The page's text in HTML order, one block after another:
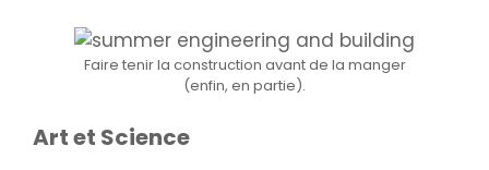
Faire tenir la construction avant de la manger
(enfin, en partie).
Art et Science